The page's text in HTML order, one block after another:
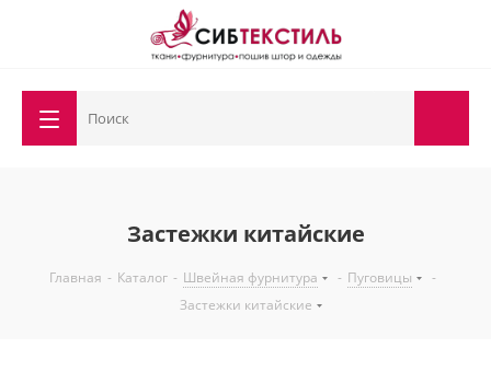
Застежки китайские
Главная - Каталог - Швейная фурнитура - Пуговицы
-
Застежки китайские